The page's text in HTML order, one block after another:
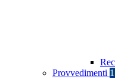
Provvedimenti